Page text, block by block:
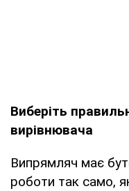
Виберіть
вирівнювача
Випрямляч має
роботи так само,